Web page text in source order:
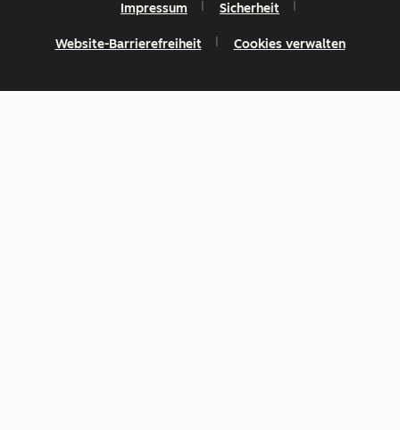
Impressum Sicherheit
Website-Barrierefreiheit Cookies verwalten